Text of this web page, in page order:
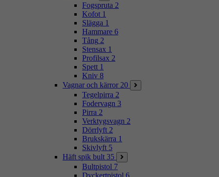
Fogspruta 2
Kofot 1
Slägga 1
Hammare 6
Tång 2
Stensax 1
Profilsax 2
Spett 1
Kniv 8
Vagnar och kärror 20
Tegelpirra 2
Fodervagn 3
Pirra 2
Verktygsvagn 2
Dörrlyft 2
Brukskärra 1
Skivlyft 5
Häft spik bult 35
Bultpistol 7
Dyckertpistol 6